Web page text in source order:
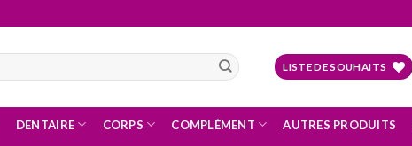
LISTE DE SOUHAITS
DENTAIRE CORPS COMPLÉMENT AUTRES PRODUITS